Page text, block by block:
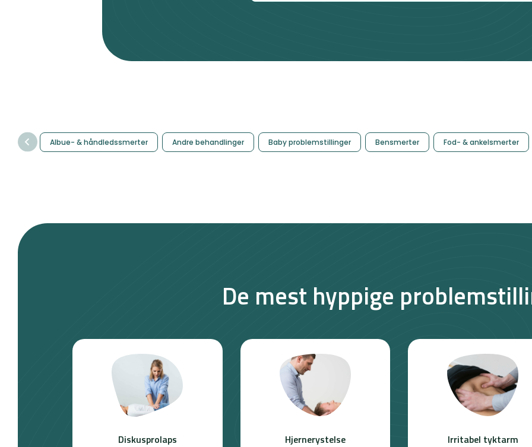
Albue- & håndledssmerter Andre behandlinger Baby problemstillinger Bensmerter Fod- & ankelsmerter
De mest hyppige
Diskusprolaps Hjernerystelse Irritabel tyktarm​